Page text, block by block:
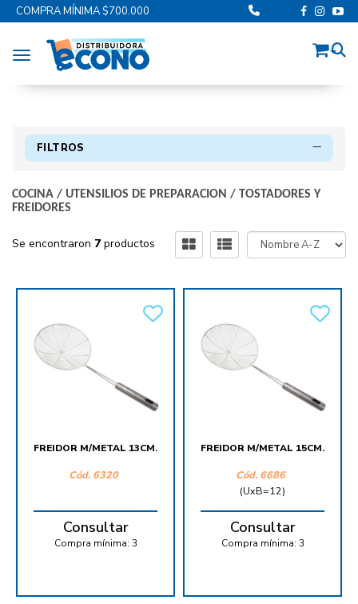
COMPRA MÍNIMA $700.000
Toggle navigation
FILTROS
COCINA / UTENSILIOS DE PREPARACION / TOSTADORES Y
FREIDORES
Se encontraron 7 productos
FREIDOR M/METAL 13CM.
Cód. 6320
Consultar
Compra mínima: 3
FREIDOR M/METAL 15CM.
Cód. 6686
(UxB=12)
Consultar
Compra mínima: 3